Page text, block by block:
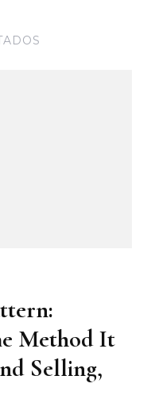
Method It
Selling,